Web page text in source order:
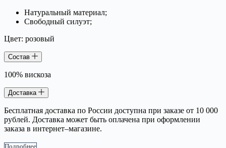
Натуральный материал;
Свободный силуэт;
Цвет: розовый
Состав
100% вискоза
Доставка
Бесплатная доставка по России доступна при заказе от 10 000
рублей. Доставка может быть оплачена при оформлении
заказа в интернет–магазине.
Подробнее